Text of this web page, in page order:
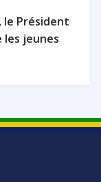
le Président
les jeunes